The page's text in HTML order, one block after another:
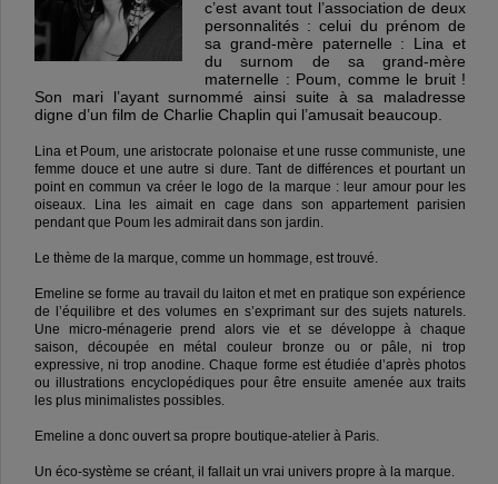
c’est avant tout l’association de deux
personnalités : celui du prénom de
sa grand-mère paternelle : Lina et
du surnom de sa grand-mère
maternelle : Poum, comme le bruit !
Son mari l’ayant surnommé ainsi suite à sa maladresse
digne d’un film de Charlie Chaplin qui l’amusait beaucoup.
Lina et Poum, une aristocrate polonaise et une russe communiste, une
femme douce et une autre si dure. Tant de différences et pourtant un
point en commun va créer le logo de la marque : leur amour pour les
oiseaux. Lina les aimait en cage dans son appartement parisien
pendant que Poum les admirait dans son jardin.
Le thème de la marque, comme un hommage, est trouvé.
Emeline se forme au travail du laitonet met en pratique son expérience
de l’équilibre et des volumes en s’exprimant sur des sujets naturels.
Une micro-ménagerie prend alors vie et se développe à chaque
saison, découpée en métal couleur bronze ou or pâle, ni trop
expressive, ni trop anodine. Chaque forme est étudiée d’après photos
ou illustrations encyclopédiques pour être ensuite amenée aux traits
les plus minimalistes possibles.
Emeline a donc ouvert sa propre boutique-atelier à Paris.
Un éco-système se créant, il fallait un vrai univers propre à la marque.